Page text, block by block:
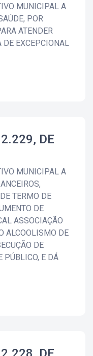
MUNICIPAL A
POR
ATENDER
DE EXCEPCIONAL
DE
MUNICIPAL A
TERMO DE
DE
ASSOCIAÇÃO
ALCOOLISMO DE
DE
PÚBLICO, E DÁ